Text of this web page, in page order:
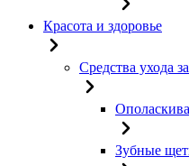
Красота и здоровье
Средства ухода
Зубные